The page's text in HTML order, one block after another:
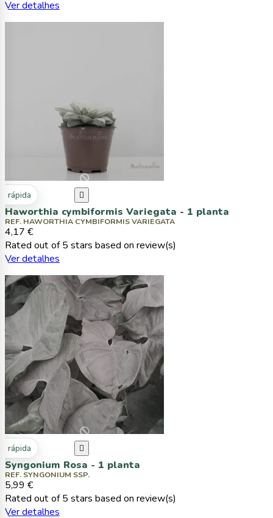
Ver detalhes
rápida 
Haworthia cymbiformis Variegata - 1 planta
REF. HAWORTHIA CYMBIFORMIS VARIEGATA
4,17 €
Rated out of 5 stars based on review(s)
Ver detalhes
rápida 
Syngonium Rosa - 1 planta
REF. SYNGONIUM SSP.
5,99 €
Rated out of 5 stars based on review(s)
Ver detalhes